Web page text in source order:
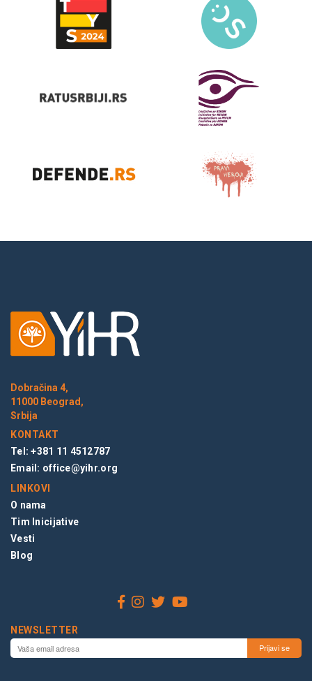
Dobračina 4,
11000 Beograd,
Srbija
KONTAKT
Tel: +381 11 4512787
Email: office@yihr.org
LINKOVI
O nama
Tim Inicijative
Vesti
Blog
NEWSLETTER